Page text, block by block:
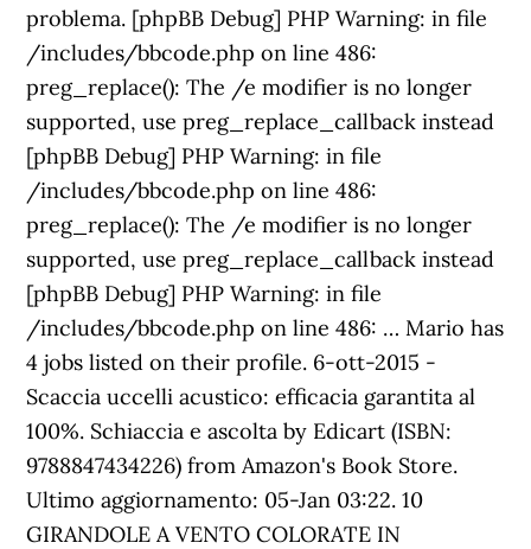
problema. [phpBB Debug] PHP Warning: in file
/includes/bbcode.php on line 486:
preg_replace(): The /e modifier is no longer
supported, use preg_replace_callback instead
[phpBB Debug] PHP Warning: in file
/includes/bbcode.php on line 486:
preg_replace(): The /e modifier is no longer
supported, use preg_replace_callback instead
[phpBB Debug] PHP Warning: in file
/includes/bbcode.php on line 486: … Mario has
4 jobs listed on their profile. 6-ott-2015 -
Scaccia uccelli acustico: efficacia garantita al
100%. Schiaccia e ascolta by Edicart (ISBN:
9788847434226) from Amazon's Book Store.
Ultimo aggiornamento: 05-Jan 03:22. 10
GIRANDOLE A VENTO COLORATE IN